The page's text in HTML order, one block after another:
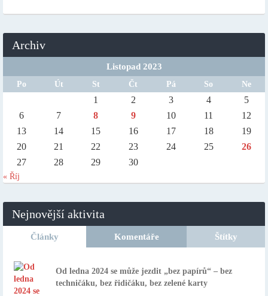
Archiv
Listopad 2023
Po Út St Čt Pá So Ne
1 2 3 4
5
6
7 8 9 10 11
12
13
14 15 16 17 18
19
20
21 22 23 24 25
26
27
28 29 30
« Říj
Nejnovější aktivita
Články Komentáře Štítky
Od ledna 2024 se může jezdit „bez papírů“ – bez
techničáku, bez řidičáku, bez zelené karty